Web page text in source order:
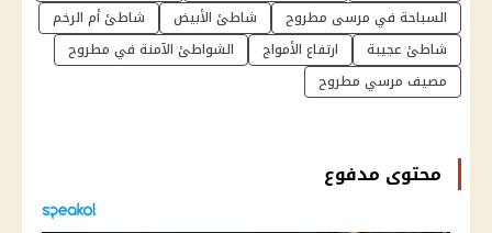
السباحة في مرسى مطروح
شاطئ الأبيض
شاطئ أم الرخم
شاطئ عجيبة
ارتفاع الأمواج
الشواطئ الآمنة في مطروح
مصيف مرسي مطروح
محتوى مدفوع